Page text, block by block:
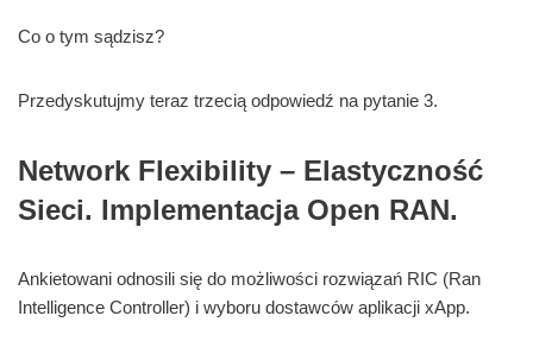
Co o tym sądzisz?
Przedyskutujmy teraz trzecią odpowiedź na pytanie 3.
Network Flexibility – Elastyczność
Sieci. Implementacja Open RAN.
Ankietowani odnosili się do możliwości rozwiązań RIC (Ran
Intelligence Controller) i wyboru dostawców aplikacji xApp.